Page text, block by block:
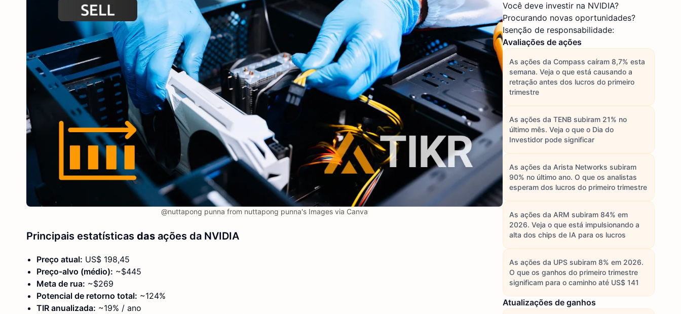
@nuttapong punna from nuttapong punna's Images via Canva
Principais estatísticas das ações da NVIDIA
Preço atual: US$ 198,45
Preço-alvo (médio): ~$445
Meta de rua: ~$269
Potencial de retorno total: ~124%
TIR anualizada: ~19% / ano
Você deve investir na NVIDIA?
Procurando novas oportunidades?
Isenção de responsabilidade:
Avaliações de ações
As ações da Compass caíram 8,7% esta
semana. Veja o que está causando a
retração antes dos lucros do primeiro
trimestre
As ações da TENB subiram 21% no
último mês. Veja o que o Dia do
Investidor pode significar
As ações da Arista Networks subiram
90% no último ano. O que os analistas
esperam dos lucros do primeiro trimestre
As ações da ARM subiram 84% em
2026. Veja o que está impulsionando a
alta dos chips de IA para os lucros
As ações da UPS subiram 8% em 2026.
O que os ganhos do primeiro trimestre
significam para o caminho até US$ 141
Atualizações de ganhos